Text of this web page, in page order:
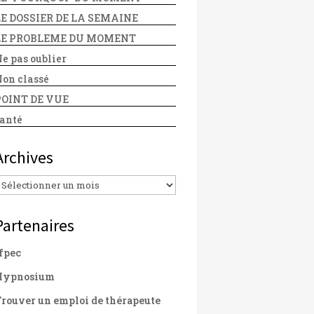
DOSSIER DE LA SEMAINE
PROBLEME DU MOMENT
pas oublier
classé
DE VUE
un emploi de thérapeute